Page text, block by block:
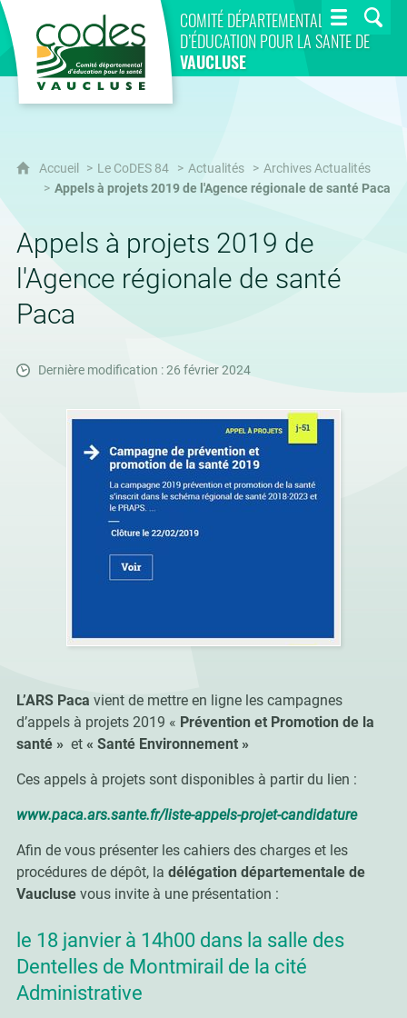
COMITÉ DÉPARTEMENTAL
D’ÉDUCATION POUR LA SANTÉ DE
VAUCLUSE
CoDES 84
Accueil Le CoDES 84 Actualités
Archives Actualités
Appels à projets 2019 de l'Agence régionale de santé Paca
Appels à projets 2019 de
l'Agence régionale de santé
Paca
Dernière modification : 26 février 2024
L’ARS Paca vient de mettre en ligne les campagnes
d’appels à projets 2019 « Prévention et Promotion de la
santé » et « Santé Environnement »
Ces appels à projets sont disponibles à partir du lien :
www.paca.ars.sante.fr/liste-appels-projet-candidature
Afin de vous présenter les cahiers des charges et les
procédures de dépôt, la délégation départementale de
Vauclusevous invite à une présentation :
le 18 janvier à 14h00 dans la salle des
Dentelles de Montmirail de la cité
Administrative